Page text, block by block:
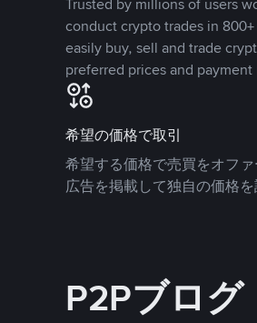
Trusted by millions of users
conduct crypto trades in
easily buy, sell and trade
preferred prices and
希望の価格で取引
希望する価格で売買をオフ
広告を掲載して独自の価格を
P2Pブログ